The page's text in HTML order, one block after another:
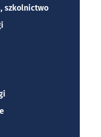
szkolnictwo